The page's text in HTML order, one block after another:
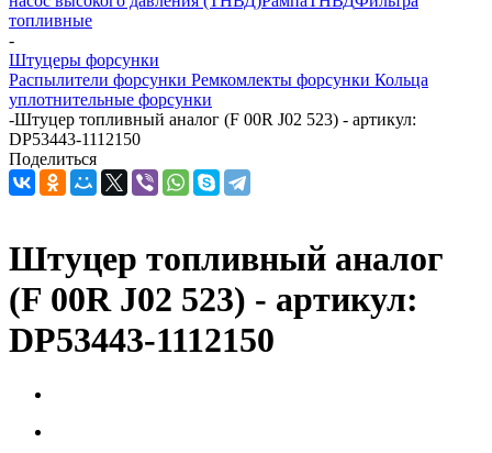
топливные
-
Штуцеры форсунки
Распылители форсунки Ремкомлекты форсунки Кольца
уплотнительные форсунки
-Штуцер топливный аналог (F 00R J02 523) - артикул:
DP53443-1112150
Поделиться
Штуцер топливный аналог
(F 00R J02 523) - артикул:
DP53443-1112150